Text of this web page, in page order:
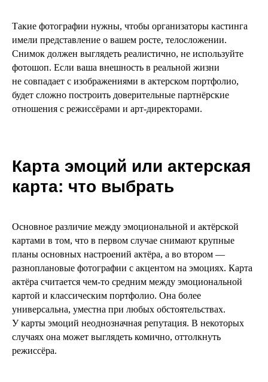
Такие фотографии нужны, чтобы организаторы кастинга
имели представление о вашем росте, телосложении.
Снимок должен выглядеть реалистично, не используйте
фотошоп. Если ваша внешность в реальной жизни
не совпадает с изображениями в актерском портфолио,
будет сложно построить доверительные партнёрские
отношения с режиссёрами и арт-директорами.
Карта эмоций или актерская
карта: что выбрать
Основное различие между эмоциональной и актёрской
картами в том, что в первом случае снимают крупные
планы основных настроений актёра, а во втором —
разноплановые фотографии с акцентом на эмоциях. Карта
актёра считается чем-то средним между эмоциональной
картой и классическим портфолио. Она более
универсальна, уместна при любых обстоятельствах.
У карты эмоций неоднозначная репутация. В некоторых
случаях она может выглядеть комично, оттолкнуть
режиссёра.